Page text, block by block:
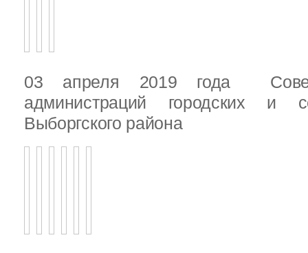
03 апреля 2019 года
администраций городских и
Выборгского района